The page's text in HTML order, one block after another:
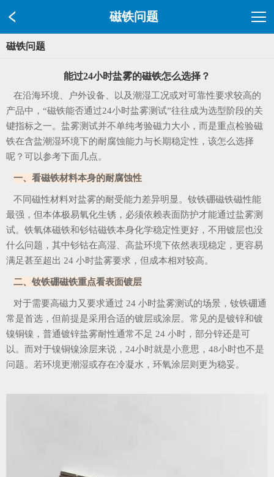
磁铁问题
磁铁问题
能过24小时盐雾的磁铁怎么选择？
在沿海环境、户外设备、以及潮湿工况或对可靠性要求较高的
产品中，“磁铁能否通过24小时盐雾测试”往往成为选型阶段的关
键指标之一。盐雾测试并不单纯考验磁力大小，而是重点检验磁
铁在含盐潮湿环境下的耐腐蚀能力与长期稳定性，该怎么选择
呢？可以参考下面几点。
一、看磁铁材料本身的耐腐蚀性
不同磁性材料对盐雾的耐受能力差异明显。钕铁硼磁铁磁性能
最强，但本体极易氧化生锈，必须依赖表面防护才能通过盐雾测
试。铁氧体磁铁和钐钴磁铁本身化学稳定性更好，不用镀层也没
什么问题，其中钐钴在高湿、高盐环境下依然表现稳定，更容易
满足甚至超出 24 小时盐雾要求，但成本相对较高。
二、钕铁硼磁铁重点看表面镀层
对于需要高磁力又要求通过 24 小时盐雾测试的场景，钕铁硼通
常是首选，但前提是采用合适的镀层或涂层。常见的是镀锌和镀
镍铜镍，普通镀锌盐雾耐性通常不足 24 小时，部分锌还是可
以。而对于镍铜镍涂层来说，24小时就是小意思，48小时也不是
问题。若环境更潮湿或存在冷凝水，环氧涂层则更为稳妥。